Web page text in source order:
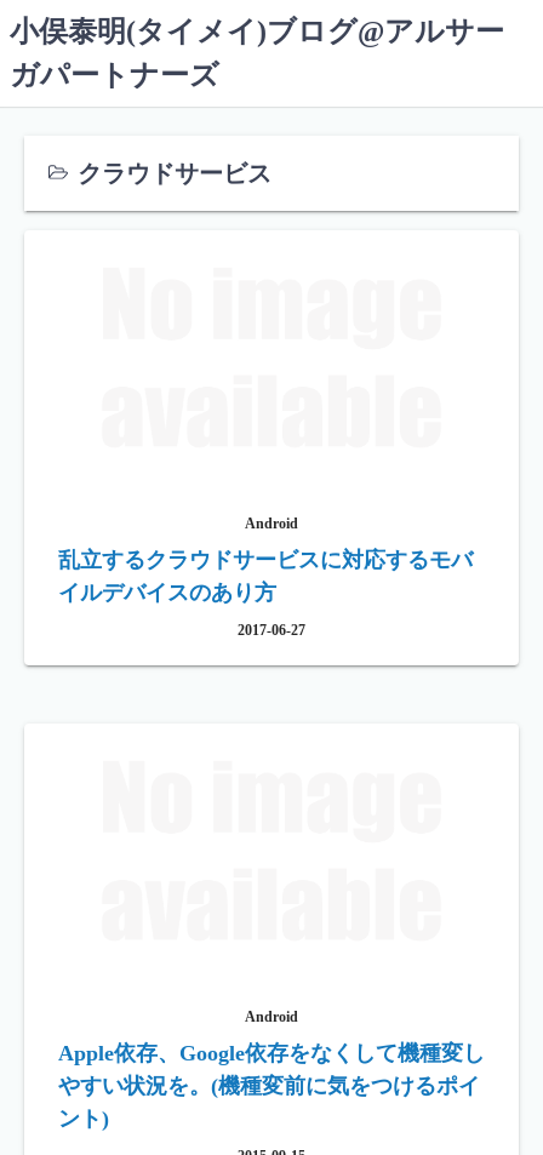
ン
テ
小俣泰明(タイメイ)ブログ@アルサー
ガパートナーズ
クラウドサービス
Android
乱立するクラウドサービスに対応するモバ
イルデバイスのあり方
2017-06-27
Android
Apple依存、Google依存をなくして機種変し
やすい状況を。(機種変前に気をつけるポイ
ント)